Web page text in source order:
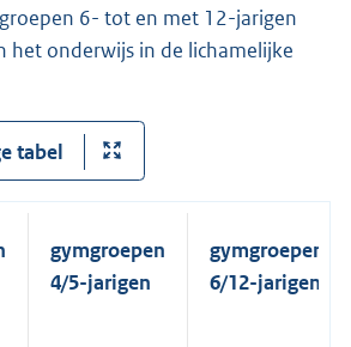
6- tot en met 12-jarigen
het onderwijs in de lichamelijke
tabel
gymgroepen
4/5-jarigen
gymgroepen
6/12-jarigen